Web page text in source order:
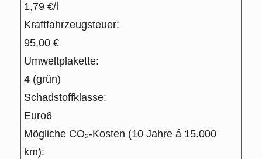
1,79 €/l
Kraftfahrzeugsteuer:
95,00 €
Umweltplakette:
4 (grün)
Schadstoffklasse:
Euro6
Mögliche CO₂-Kosten (10 Jahre á 15.000
km):